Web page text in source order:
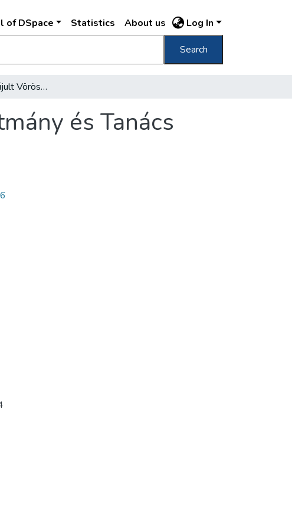
of DSpace Statistics About us Log In
Search
Megnyílik a megújult Vörös Csillag, Alkotmány és Tanács filmszínház
és Tanács